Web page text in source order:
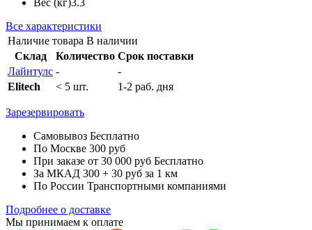
Вес (кг)3.3
Все характеристики
Наличие товара В наличии
Склад
Количество Срок поставки
Лайнтулс -
-
Elitech
< 5 шт. 1-2 раб. дня
Зарезервировать
Самовывоз Бесплатно
По Москве 300 руб
При заказе от 30 000 руб Бесплатно
За МКАД 300 + 30 руб за 1 км
По России Транспортными компаниями
Подробнее о доставке
Мы принимаем к оплате